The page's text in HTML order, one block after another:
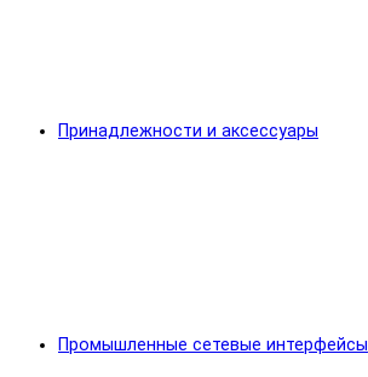
Принадлежности и аксессуары
Промышленные сетевые интерфейсы